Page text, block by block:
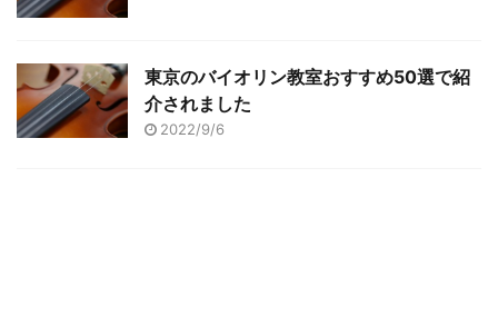
東京のバイオリン教室おすすめ50選で紹
介されました
2022/9/6